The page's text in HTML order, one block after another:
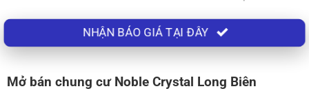
NHẬN BÁO GIÁ TẠI ĐÂY
Mở bán chung cư Noble Crystal Long Biên